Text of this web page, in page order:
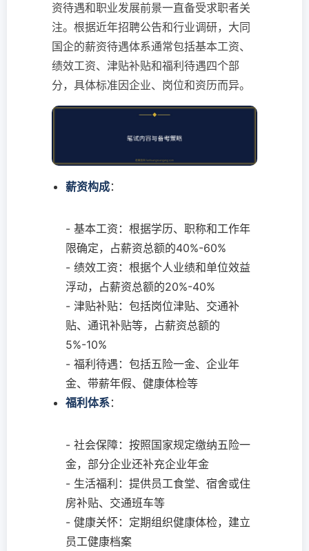
资待遇和职业发展前景一直备受求职者关
注。根据近年招聘公告和行业调研，大同
国企的薪资待遇体系通常包括基本工资、
绩效工资、津贴补贴和福利待遇四个部
分，具体标准因企业、岗位和资历而异。
薪资构成：
- 基本工资：根据学历、职称和工作年
限确定，占薪资总额的40%-60%
- 绩效工资：根据个人业绩和单位效益
浮动，占薪资总额的20%-40%
- 津贴补贴：包括岗位津贴、交通补
贴、通讯补贴等，占薪资总额的
5%-10%
- 福利待遇：包括五险一金、企业年
金、带薪年假、健康体检等
福利体系：
- 社会保障：按照国家规定缴纳五险一
金，部分企业还补充企业年金
- 生活福利：提供员工食堂、宿舍或住
房补贴、交通班车等
- 健康关怀：定期组织健康体检，建立
员工健康档案